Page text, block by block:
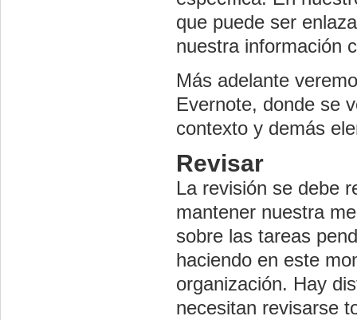
que puede ser
nuestra información
Más adelante
Evernote, donde se
contexto y demás
Revisar
La revisión se debe
mantener nuestra
sobre las tareas
haciendo en este
organización. Hay
necesitan revisarse